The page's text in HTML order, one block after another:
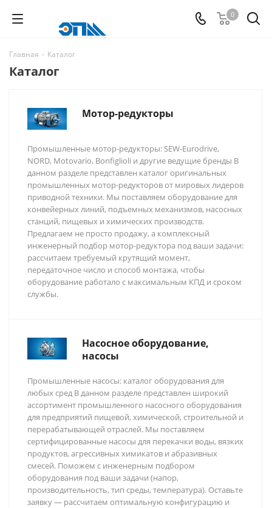
0
Главная - Каталог
Каталог
Мотор-редукторы
Промышленные мотор-редукторы: SEW-Eurodrive,
NORD, Motovario, Bonfiglioli и другие ведущие бренды В
данном разделе представлен каталог оригинальных
промышленных мотор-редукторов от мировых лидеров
приводной техники. Мы поставляем оборудование для
конвейерных линий, подъемных механизмов, насосных
станций, пищевых и химических производств.
Предлагаем не просто продажу, а комплексный
инженерный подбор мотор-редуктора под ваши задачи:
рассчитаем требуемый крутящий момент,
передаточное число и способ монтажа, чтобы
оборудование работало с максимальным КПД и сроком
службы.
Насосное оборудование,
насосы
Промышленные насосы: каталог оборудования для
любых сред В данном разделе представлен широкий
ассортимент промышленного насосного оборудования
для предприятий пищевой, химической, строительной и
перерабатывающей отраслей. Мы поставляем
сертифицированные насосы для перекачки воды, вязких
продуктов, агрессивных химикатов и абразивных
смесей. Поможем с инженерным подбором
оборудования под ваши задачи (напор,
производительность, тип среды, температура). Оставьте
заявку — рассчитаем оптимальную конфигурацию и